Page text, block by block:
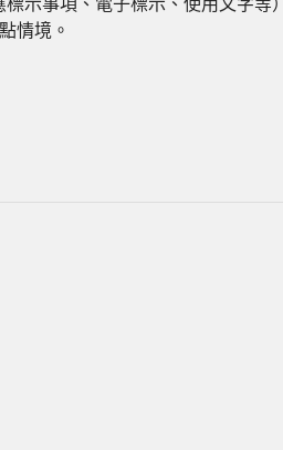
示事項、電子標示、使用文字
情境。